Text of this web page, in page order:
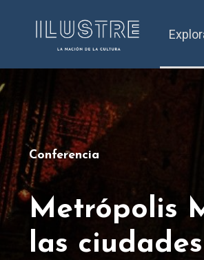
Conferencia
Metrópolis
las ciudades